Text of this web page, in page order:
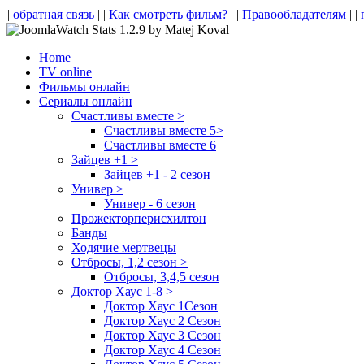
| обратная связь | | Как смотреть фильм? | | Правообладателям | |
Home
TV online
Фильмы онлайн
Сериалы онлайн
Счастливы вместе >
Счастливы вместе 5>
Счастливы вместе 6
Зайцев +1 >
Зайцев +1 - 2 сезон
Универ >
Универ - 6 сезон
Прожекторперисхилтон
Банды
Ходячие мертвецы
Отбросы, 1,2 сезон >
Отбросы, 3,4,5 сезон
Доктор Хаус 1-8 >
Доктор Хаус 1Сезон
Доктор Хаус 2 Сезон
Доктор Хаус 3 Сезон
Доктор Хаус 4 Сезон